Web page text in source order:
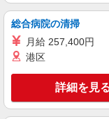
株式会社トラストグ
キープ
総合病院の清掃
月給 257,400円
港区
詳細を見